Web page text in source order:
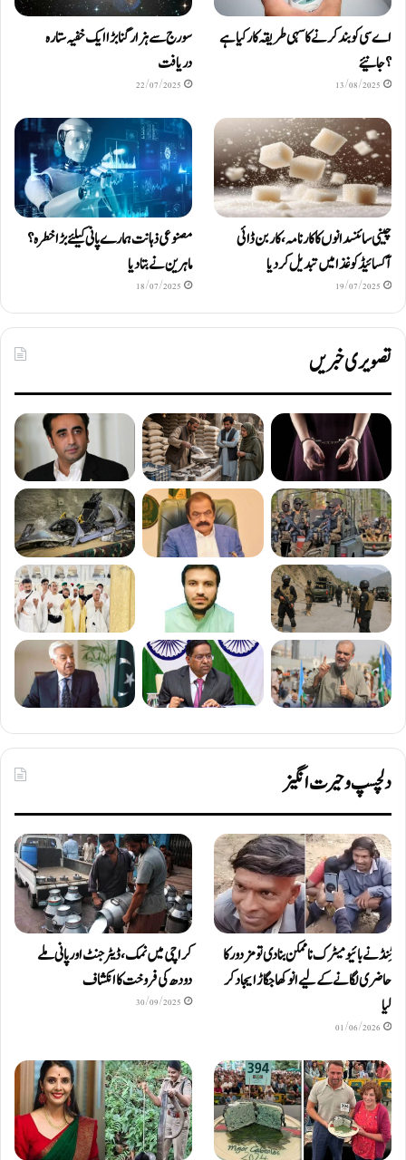
اے سی کو بند کرنے کا سہی طریقہ کار کیا ہے
؟ جانیئے
13/08/2025
سورج سے ہزار گنا بڑا ایک خفیہ ستارہ
دریافت
22/07/2025
چینی سائنسدانوں کا کارنامہ، کاربن ڈائی
آکسائیڈ کو غذا میں تبدیل کردیا
19/07/2025
مصنوعی ذہانت ہمارے پانی کیلئے بڑا خطرہ؟
ماہرین نے بتا دیا
18/07/2025
تصویری خبریں
دلچسپ و حیرت انگیز
ٹِنڈ نے بائیومیٹرک ناممکن بنا دی تو مزدور کا
حاضری لگانے کے لیے انوکھا جگاڑ ایجاد کر
لیا
01/06/2026
کراچی میں نمک، ڈیٹرجنٹ اور پانی ملے
دودھ کی فروخت کا انکشاف
30/09/2025